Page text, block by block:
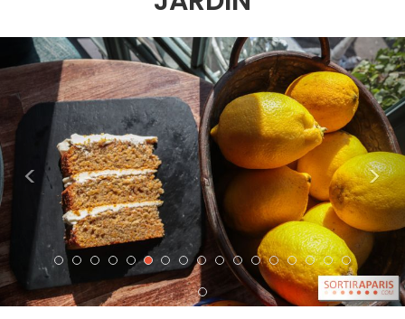
< >